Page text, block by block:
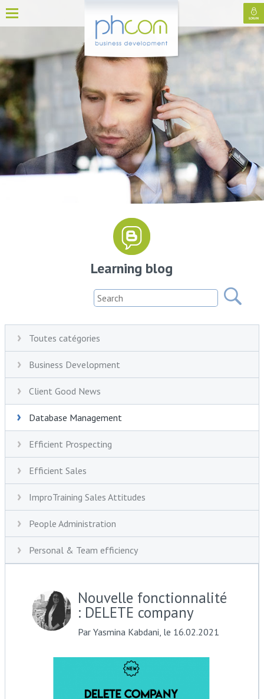
Learning blog
Toutes catégories
Business Development
Client Good News
Database Management
Efficient Prospecting
Efficient Sales
ImproTraining Sales Attitudes
People Administration
Personal & Team efficiency
Nouvelle fonctionnalité
: DELETE company
Par Yasmina Kabdani, le 16.02.2021